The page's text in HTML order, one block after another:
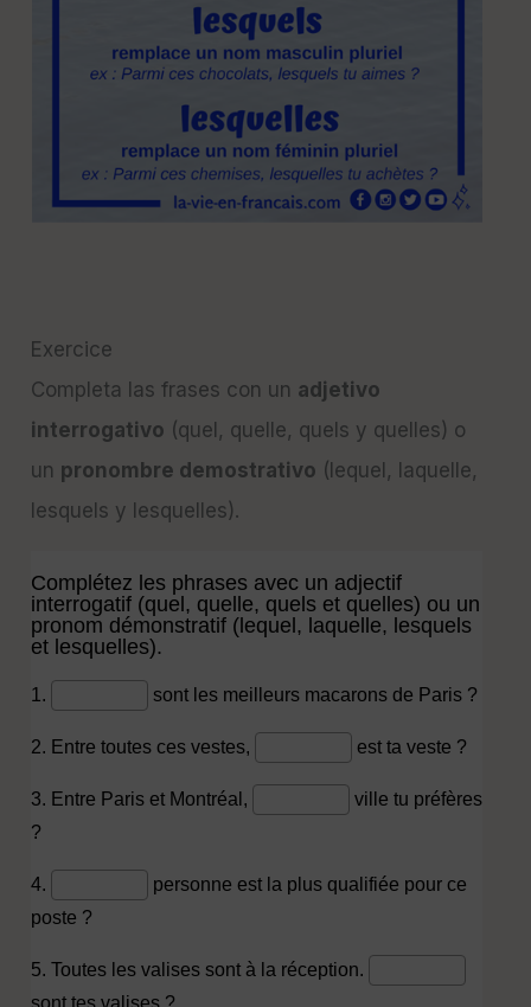
Exercice
Completa las frases con un adjetivo
interrogativo (quel, quelle, quels y quelles) o
un pronombre demostrativo (lequel, laquelle,
lesquels y lesquelles).